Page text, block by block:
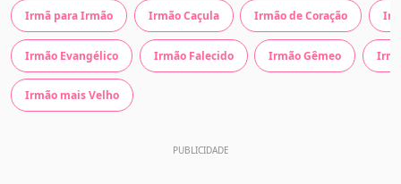
Irmã para Irmão Irmão Caçula Irmão de Coração
Irmão Evangélico Irmão Falecido Irmão Gêmeo
Irmão mais Velho